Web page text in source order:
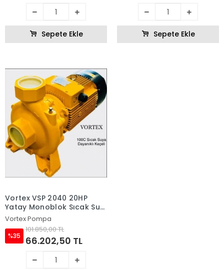
Sepete Ekle Sepete Ekle
Vortex VSP 2040 20HP
Yatay Monoblok Sıcak Su
Pompası
Vortex Pompa
%35
101.850,00 TL
66.202,50 TL